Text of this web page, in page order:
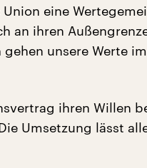
eine
an ihren
unsere Werte im
ihren Willen
Umsetzung lässt